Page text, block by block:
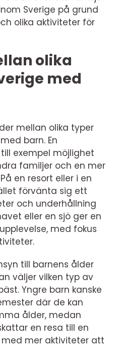
Sverige på grund
olika aktiviteter för
olika
med
mellan olika typer
barn. En
exempel möjlighet
familjer och en mer
en resort eller i en
förvänta sig ett
och underhållning
eller en sjö ger en
med fokus
till barnens ålder
väljer vilken typ av
Yngre barn kanske
där de kan
ålder, medan
en resa till en
med mer aktiviteter att